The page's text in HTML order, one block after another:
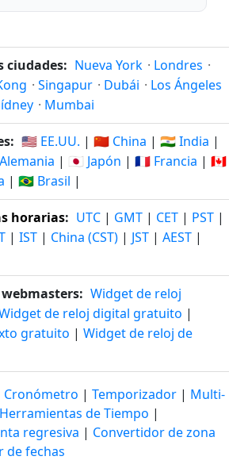
ciudades: Nueva York · Londres ·
· Singapur · Dubái · Los Ángeles
· Mumbai
🇺🇸 EE.UU. | 🇨🇳 China | 🇮🇳 India |
| 🇯🇵 Japón | 🇫🇷 Francia | 🇨🇦
| 🇧🇷 Brasil |
horarias: UTC | GMT | CET | PST |
| IST | China (CST) | JST | AEST |
Widget de reloj
de reloj digital gratuito |
gratuito | Widget de reloj de
Cronómetro | Temporizador | Multi-
de Tiempo |
regresiva | Convertidor de zona
de fechas